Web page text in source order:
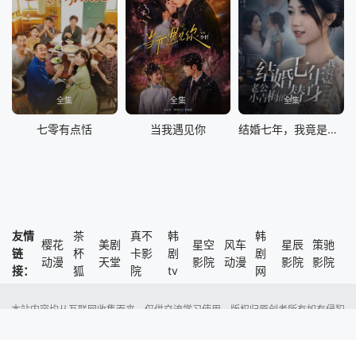
全集
七零有点恬
全集
当我遇见你
全集
结婚七年，我竟是老公小青梅的替身
友情
链
接：
樱花
动漫
茶
杯
狐
美剧
天堂
真不
卡影
院
韩
剧
tv
星空
影院
风车
动漫
韩
剧
网
星辰
影院
策驰
影院
本站内容均从互联网收集而来，仅供交流学习使用，版权归原创者所有如有侵犯